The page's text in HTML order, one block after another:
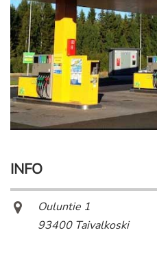
INFO
Ouluntie 1
93400 Taivalkoski